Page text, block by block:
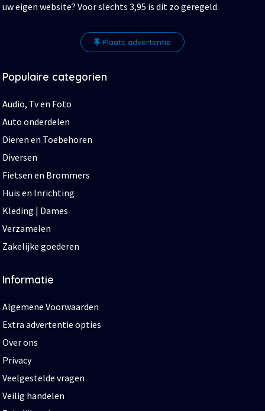
uw eigen website? Voor slechts 3,95 is dit zo geregeld.
Plaats advertentie
Populaire categorien
Audio, Tv en Foto
Auto onderdelen
Dieren en Toebehoren
Diversen
Fietsen en Brommers
Huis en Inrichting
Kleding | Dames
Verzamelen
Zakelijke goederen
Informatie
Algemene Voorwaarden
Extra advertentie opties
Over ons
Privacy
Veelgestelde vragen
Veilig handelen